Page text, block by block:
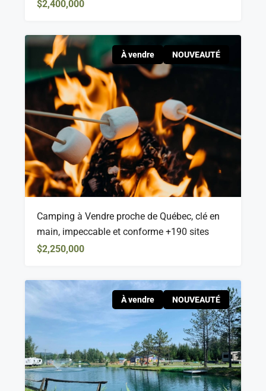
$2,400,000
À vendre NOUVEAUTÉ
Camping à Vendre proche de Québec, clé en
main, impeccable et conforme +190 sites
$2,250,000
À vendre NOUVEAUTÉ